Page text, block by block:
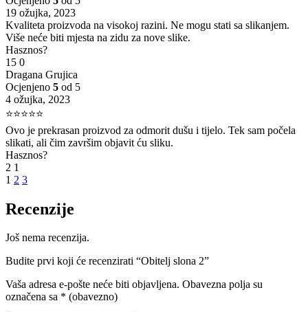
19 ožujka, 2023
Kvaliteta proizvoda na visokoj razini. Ne mogu stati sa slikanjem.
Više neće biti mjesta na zidu za nove slike.
Hasznos?
15 0
Dragana Grujica
Ocjenjeno 5 od 5
4 ožujka, 2023
⭐⭐⭐⭐⭐
Ovo je prekrasan proizvod za odmorit dušu i tijelo. Tek sam počela
slikati, ali čim završim objavit ću sliku.
Hasznos?
2 1
1 2 3
Recenzije
Još nema recenzija.
Budite prvi koji će recenzirati “Obitelj slona 2”
Vaša adresa e-pošte neće biti objavljena. Obavezna polja su
označena sa * (obavezno)